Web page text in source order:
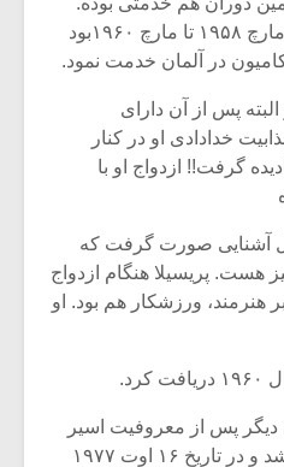
دوران خدمت او دوسال از مارچ ۱۹۵۸ تا مارچ ۱۹۶۰بود
در آلمان خدمت نمود.
پس از آن دارای
خدادادی او در کنار
گرفت!! ازدواج او با
۱۹۶۷ بعد از ۸ سال آشنایی صورت گرفت که
هست. پریسیلا هنگام ازدواج
بر هنرمند، ورزشکار هم بود. او
دیگر پس از معروفیت اسیر
خوش گذرانی های موقتی شد و در تاریخ ۱۶ اوت ۱۹۷۷